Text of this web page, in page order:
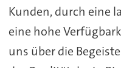
Kunden, durch eine
eine hohe
uns über die